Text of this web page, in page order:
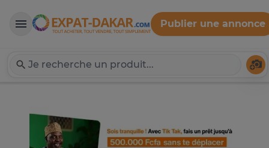
Expat-Dakar
Publier une annonce